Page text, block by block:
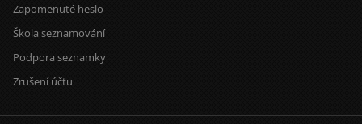
Zapomenuté heslo
Škola seznamování
Podpora seznamky
Zrušení účtu